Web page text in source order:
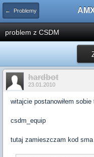
← Problemy
problem z CSDM
hardbot
23.01.2010
witajcie postanowiłem
csdm_equip
tutaj zamieszczam kod sma